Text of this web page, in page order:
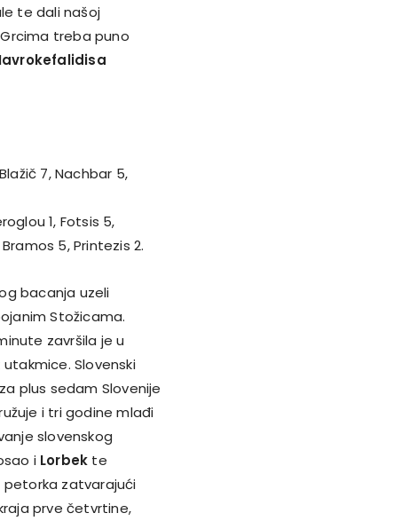
te dali našoj
treba puno
7, Nachbar 5,
1, Fotsis 5,
5, Printezis 2.
bacanja uzeli
Stožicama.
završila je u
Slovenski
plus sedam Slovenije
i tri godine mlađi
slovenskog
i Lorbek te
petorka zatvarajući
prve četvrtine,